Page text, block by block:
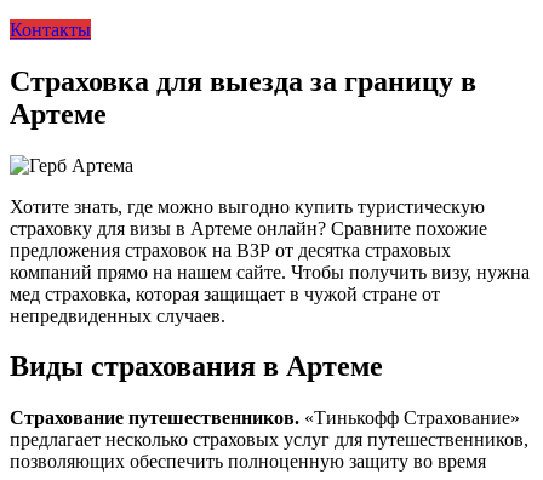
Контакты
Страховка для выезда за границу в
Артеме
Хотите знать, где можно выгодно купить туристическую
страховку для визы в Артеме онлайн? Сравните похожие
предложения страховок на ВЗР от десятка страховых
компаний прямо на нашем сайте. Чтобы получить визу, нужна
мед страховка, которая защищает в чужой стране от
непредвиденных случаев.
Виды страхования в Артеме
Страхование путешественников. «Тинькофф Страхование»
предлагает несколько страховых услуг для путешественников,
позволяющих обеспечить полноценную защиту во время